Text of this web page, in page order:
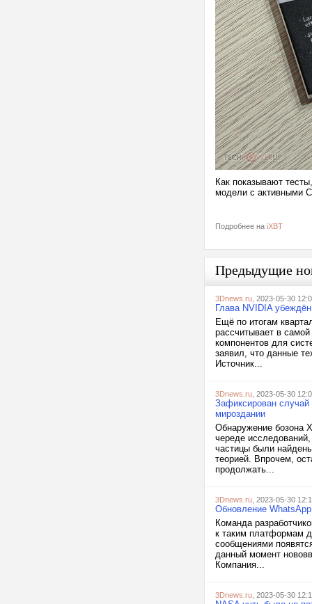
Как показывают
модели с активными
Подробнее на iXBT
Предыдущие
3Dnews.ru , 2023-05-30
Глава NVIDIA
Ещё по итогам
рассчитывает в
компонентов для
заявил, что данные
Источник...
3Dnews.ru , 2023-05-30
Зафиксирован
мироздании
Обнаружение бозона
череде
частицы были
теорией. Впрочем,
продолжать...
3Dnews.ru , 2023-05-30
Обновление
Команда
к таким платформам
сообщениями
данный момент
Компания...
3Dnews.ru , 2023-05-30